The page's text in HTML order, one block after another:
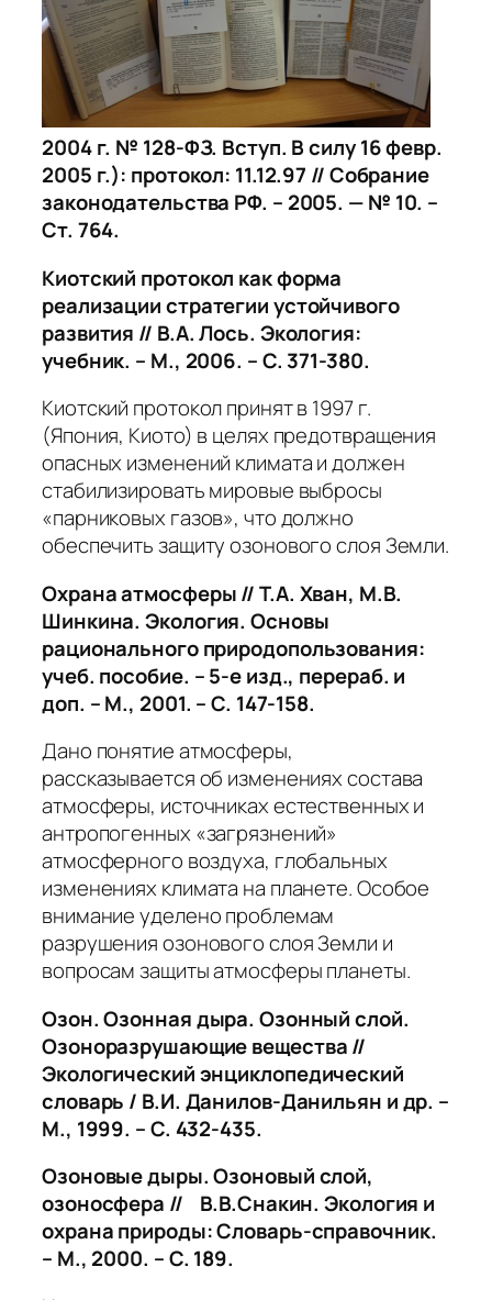
2004 г. № 128-ФЗ. Вступ. В силу 16 февр.
2005 г.): протокол: 11.12.97 // Собрание
законодательства РФ. – 2005. — № 10. –
Ст. 764.
Киотский протокол как форма
реализации стратегии устойчивого
развития // В.А. Лось. Экология:
учебник. – М., 2006. – С. 371-380.
Киотский протокол принят в 1997 г.
(Япония, Киото) в целях предотвращения
опасных изменений климата и должен
стабилизировать мировые выбросы
«парниковых газов», что должно
обеспечить защиту озонового слоя Земли.
Охрана атмосферы// Т.А. Хван, М.В.
Шинкина. Экология. Основы
рационального природопользования:
учеб. пособие. – 5-е изд., перераб. и
доп. – М., 2001. – С. 147-158.
Дано понятие атмосферы,
рассказывается об изменениях состава
атмосферы, источниках естественных и
антропогенных «загрязнений»
атмосферного воздуха, глобальных
изменениях климата на планете. Особое
внимание уделено проблемам
разрушения озонового слоя Земли и
вопросам защиты атмосферы планеты.
Озон. Озонная дыра. Озонный слой.
Озоноразрушающие вещества//
Экологический энциклопедический
словарь / В.И. Данилов-Данильян и др. –
М., 1999. – С. 432-435.
Озоновые дыры. Озоновый слой,
озоносфера // В.В.Снакин. Экология и
охрана природы: Словарь-справочник.
– М., 2000. – С. 189.